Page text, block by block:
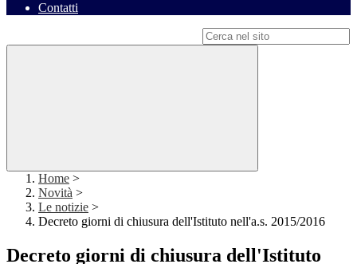
Contatti
Home >
Novità >
Le notizie >
Decreto giorni di chiusura dell'Istituto nell'a.s. 2015/2016
Decreto giorni di chiusura dell'Istituto